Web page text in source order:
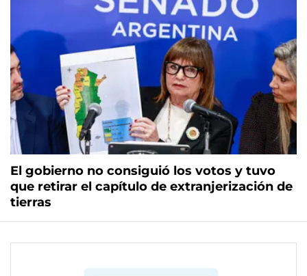
El gobierno no consiguió los votos y tuvo
que retirar el capítulo de extranjerización de
tierras